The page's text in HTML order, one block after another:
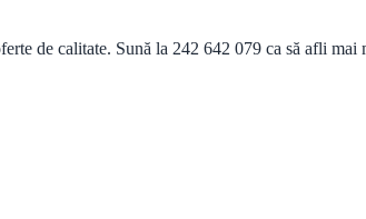
de calitate. Sună la 242 642 079 ca să afli mai